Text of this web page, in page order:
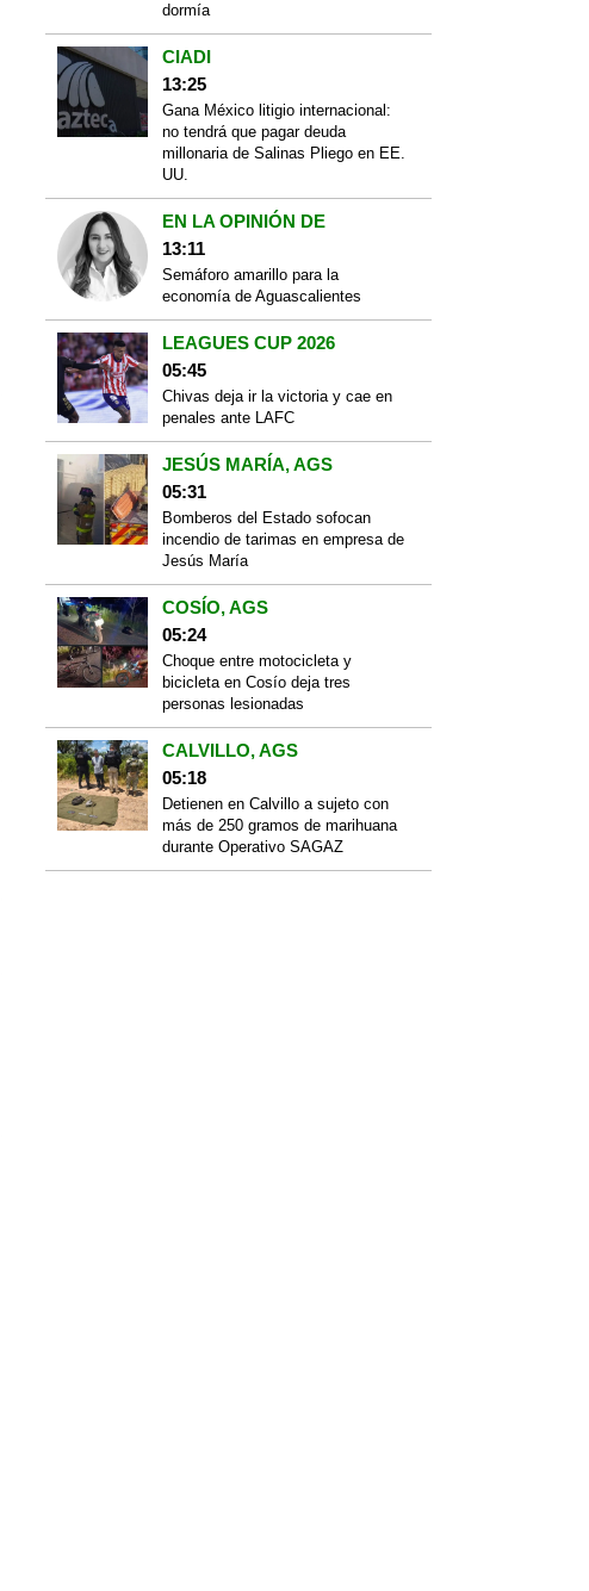
dormía
CIADI
13:25
Gana México litigio internacional:
no tendrá que pagar deuda
millonaria de Salinas Pliego en EE.
UU.
EN LA OPINIÓN DE
13:11
Semáforo amarillo para la
economía de Aguascalientes
LEAGUES CUP 2026
05:45
Chivas deja ir la victoria y cae en
penales ante LAFC
JESÚS MARÍA, AGS
05:31
Bomberos del Estado sofocan
incendio de tarimas en empresa de
Jesús María
COSÍO, AGS
05:24
Choque entre motocicleta y
bicicleta en Cosío deja tres
personas lesionadas
CALVILLO, AGS
05:18
Detienen en Calvillo a sujeto con
más de 250 gramos de marihuana
durante Operativo SAGAZ